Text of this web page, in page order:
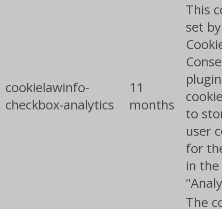
cookielawinfo-
checkbox-analytics
11
months
This
set
to
user
for
in
The